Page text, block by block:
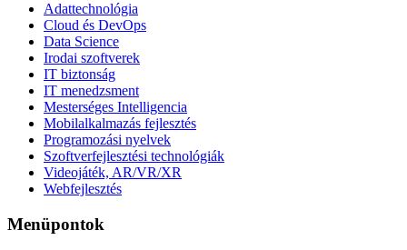
Adattechnológia
Cloud és DevOps
Data Science
Irodai szoftverek
IT biztonság
IT menedzsment
Mesterséges Intelligencia
Mobilalkalmazás fejlesztés
Programozási nyelvek
Szoftverfejlesztési technológiák
Videojáték, AR/VR/XR
Webfejlesztés
Menüpontok